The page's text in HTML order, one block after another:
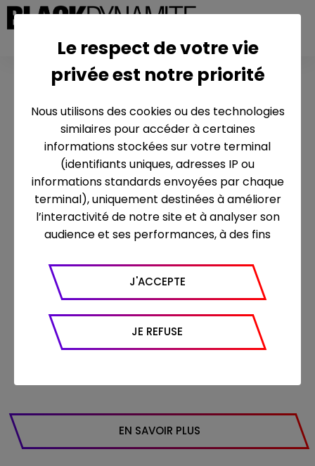
BLACK
DYNAMITE
PRODUCTION
Eric Hannezo,
aspire à accompagner des projets à
valeurs fortes et universelles avec la volonté de faire
bouger les lignes et de bousculer les idées reçues. Les
thèmes de prédilection de Black Dynamite Production
sont le sport ("Le K Benzema", "Tony Parker the final
shot", "The Pogmentary","Le Stade" ...), la culture urbaine
EN SAVOIR PLUS
Le respect de votre vie
privée est notre priorité
Nous utilisons des cookies ou des technologies
similaires pour accéder à certaines
informations stockées sur votre terminal
(identifiants uniques, adresses IP ou
informations standards envoyées par chaque
terminal), uniquement destinées à améliorer
l’interactivité de notre site et à analyser son
audience et ses performances, à des fins
Google Analytics pour générer des rapports
sur le trafic (nombre de visites, temps passé
sur le site, nombre de pages vues en moyenne,
appareil et navigateur utilisé, emplacement
géographique), l’origine du trafic et la
J'ACCEPTE
JE REFUSE